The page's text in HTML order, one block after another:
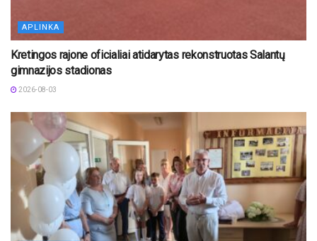
APLINKA
Kretingos rajone oficialiai atidarytas rekonstruotas Salantų
gimnazijos stadionas
2026-08-03